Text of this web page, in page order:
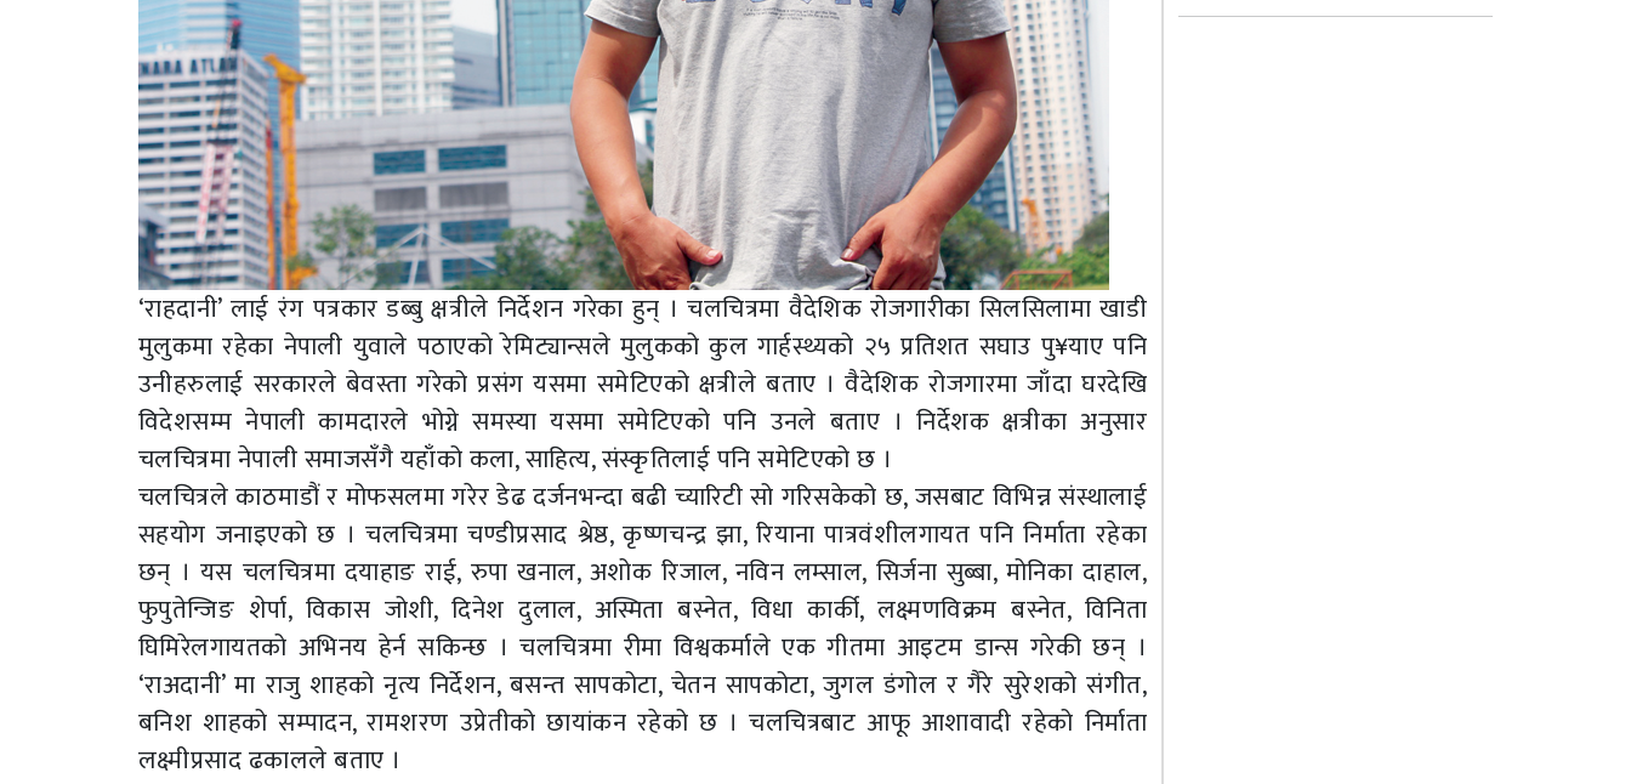
‘राहदानी’ लाई रंग पत्रकार डब्बु क्षत्रीले निर्देशन गरेका हुन् । चलचित्रमा वैदेशिक रोजगारीका सिलसिलामा खाडी
मुलुकमा रहेका नेपाली युवाले पठाएको रेमिट्यान्सले मुलुकको कुल गार्हस्थ्यको २५ प्रतिशत सघाउ पु¥याए पनि
उनीहरुलाई सरकारले बेवस्ता गरेको प्रसंग यसमा समेटिएको क्षत्रीले बताए । वैदेशिक रोजगारमा जाँदा घरदेखि
विदेशसम्म नेपाली कामदारले भोग्ने समस्या यसमा समेटिएको पनि उनले बताए । निर्देशक क्षत्रीका अनुसार
चलचित्रमा नेपाली समाजसँगै यहाँको कला, साहित्य, संस्कृतिलाई पनि समेटिएको छ ।
चलचित्रले काठमाडौं र मोफसलमा गरेर डेढ दर्जनभन्दा बढी च्यारिटी सो गरिसकेको छ, जसबाट विभिन्न संस्थालाई
सहयोग जनाइएको छ । चलचित्रमा चण्डीप्रसाद श्रेष्ठ, कृष्णचन्द्र झा, रियाना पात्रवंशीलगायत पनि निर्माता रहेका
छन् । यस चलचित्रमा दयाहाङ राई, रुपा खनाल, अशोक रिजाल, नविन लम्साल, सिर्जना सुब्बा, मोनिका दाहाल,
फुपुतेन्जिङ शेर्पा, विकास जोशी, दिनेश दुलाल, अस्मिता बस्नेत, विधा कार्की, लक्ष्मणविक्रम बस्नेत, विनिता
घिमिरेलगायतको अभिनय हेर्न सकिन्छ । चलचित्रमा रीमा विश्वकर्माले एक गीतमा आइटम डान्स गरेकी छन् ।
‘राअदानी’ मा राजु शाहको नृत्य निर्देशन, बसन्त सापकोटा, चेतन सापकोटा, जुगल डंगोल र गैरे सुरेशको संगीत,
बनिश शाहको सम्पादन, रामशरण उप्रेतीको छायांकन रहेको छ । चलचित्रबाट आफू आशावादी रहेको निर्माता
लक्ष्मीप्रसाद ढकालले बताए ।